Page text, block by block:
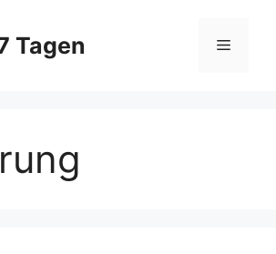
Tagen Menü